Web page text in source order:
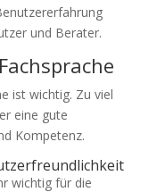
und Berater.
ist wichtig. Zu viel
eine gute
Kompetenz.
wichtig für die